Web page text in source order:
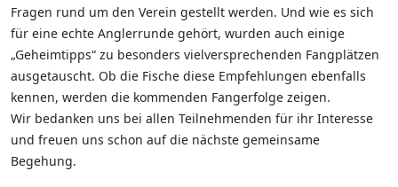
Fragen rund um den Verein gestellt werden. Und wie es sich
für eine echte Anglerrunde gehört, wurden auch einige
„Geheimtipps“ zu besonders vielversprechenden Fangplätzen
ausgetauscht. Ob die Fische diese Empfehlungen ebenfalls
kennen, werden die kommenden Fangerfolge zeigen.
Wir bedanken uns bei allen Teilnehmenden für ihr Interesse
und freuen uns schon auf die nächste gemeinsame
Begehung.